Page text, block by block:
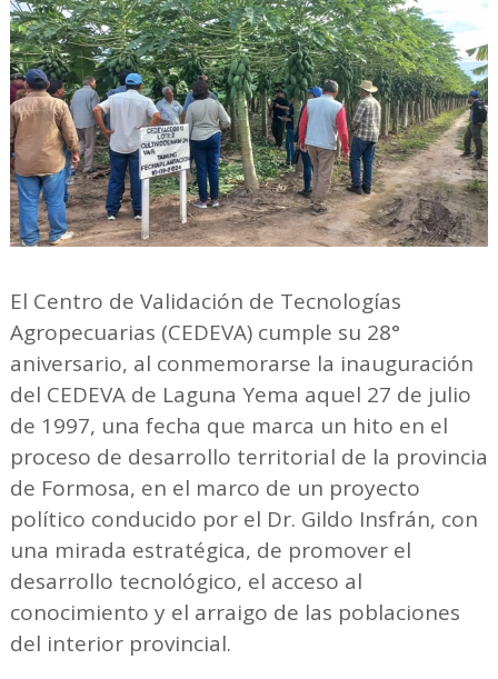
El Centro de Validación de Tecnologías
Agropecuarias (CEDEVA) cumple su 28°
aniversario, al conmemorarse la inauguración
del CEDEVA de Laguna Yema aquel 27 de julio
de 1997, una fecha que marca un hito en el
proceso de desarrollo territorial de la provincia
de Formosa, en el marco de un proyecto
político conducido por el Dr. Gildo Insfrán, con
una mirada estratégica, de promover el
desarrollo tecnológico, el acceso al
conocimiento y el arraigo de las poblaciones
del interior provincial.